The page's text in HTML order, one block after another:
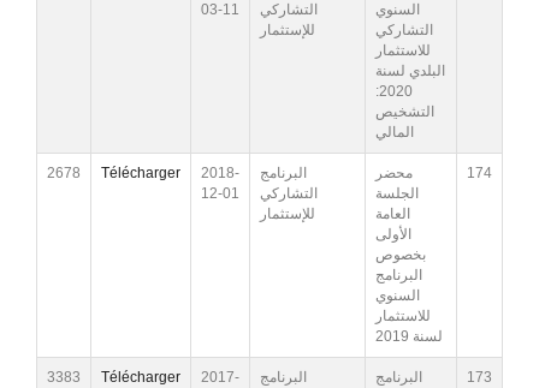
السنوي
التشاركي
للاستثمار
البلدي لسنة
2020:
التشخيص
المالي
التشاركي
للإستثمار
03-11
174
محضر
الجلسة
العامة
الأولى
بخصوص
البرنامج
السنوي
للاستثمار
لسنة 2019
البرنامج
التشاركي
للإستثمار
2018-
12-01
Télécharger
2678
173
البرنامج
البرنامج
2017-
Télécharger
3383